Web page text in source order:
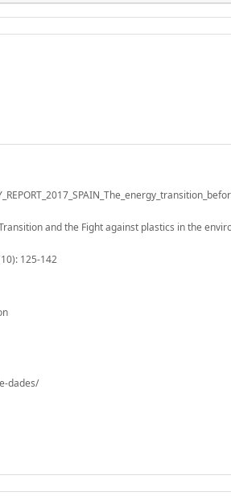
and the Fight against plastics in the
125-142
dades/